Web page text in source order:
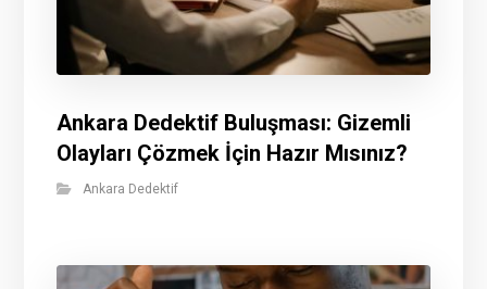
Ankara Dedektif Buluşması: Gizemli
Olayları Çözmek İçin Hazır Mısınız?
Ankara Dedektif